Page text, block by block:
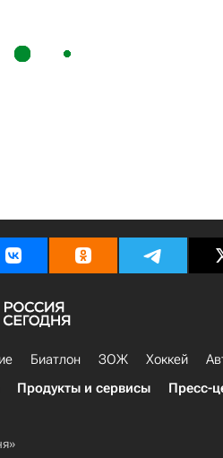
Биатлон ЗОЖ Хоккей
Продукты и сервисы Пресс-